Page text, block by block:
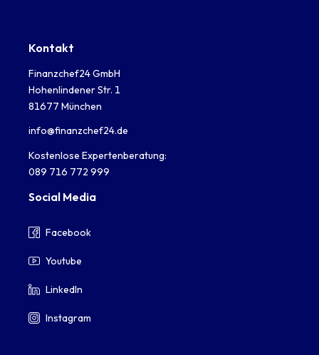
Kontakt
Finanzchef24 GmbH
Hohenlindener Str. 1
81677 München
info@finanzchef24.de
Kostenlose Expertenberatung:
089 716 772 999
Social Media
Facebook
Youtube
LinkedIn
Instagram